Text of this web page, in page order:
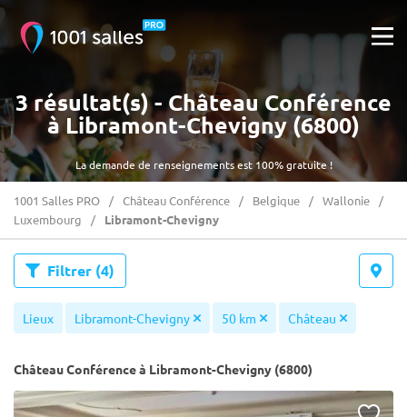
La demande de renseignements est 100% gratuite !
3 résultat(s) - Château Conférence
à Libramont-Chevigny (6800)
1001 Salles PRO Château Conférence Belgique
Wallonie
Luxembourg
Libramont-Chevigny
Filtrer (4)
Lieux Libramont-Chevigny 50 km Château
Château Conférence à Libramont-Chevigny (6800)